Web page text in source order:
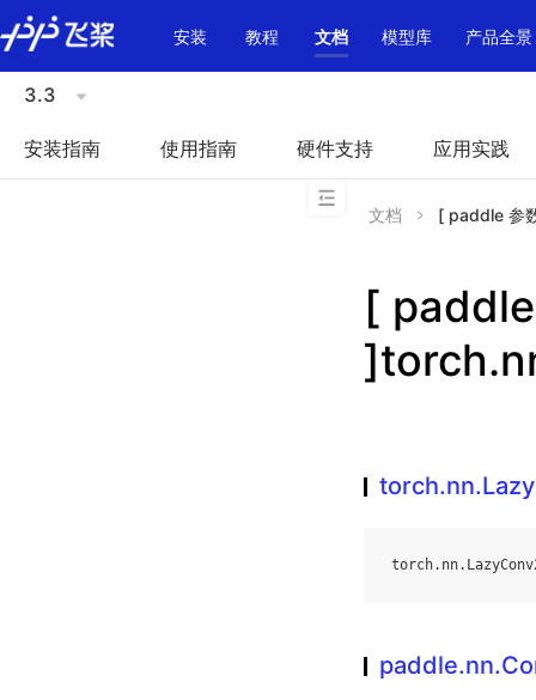
\u200E
安装
教程 文档 模型库 产品全景
3.3
安装指南 使用指南 硬件支持 应用实践
文档 [ paddle 参
[
torch. nn.